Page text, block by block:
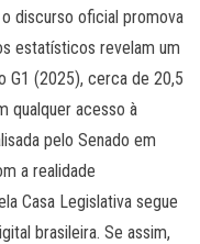
discurso oficial promova
estatísticos revelam um
G1 (2025), cerca de 20,5
qualquer acesso à
pelo Senado em
a realidade
Casa Legislativa segue
brasileira. Se assim,